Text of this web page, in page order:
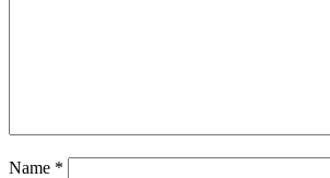
Name *